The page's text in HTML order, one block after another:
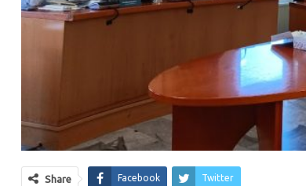
Share Facebook Twitter